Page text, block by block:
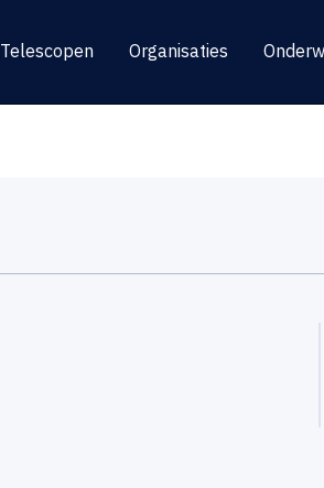
Telescopen Organisaties